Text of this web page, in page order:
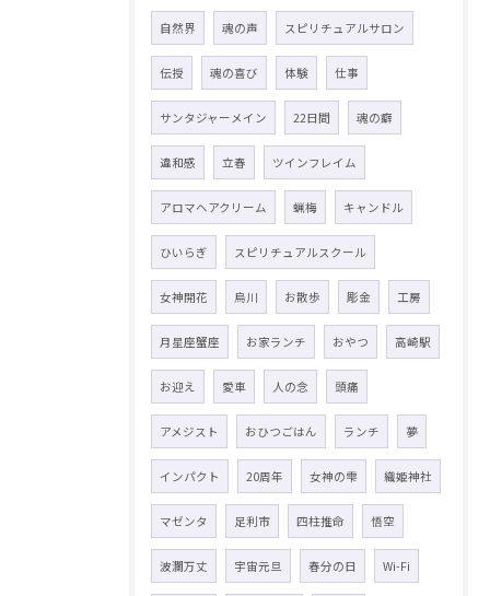
自然界 魂の声 スピリチュアルサロン
伝授 魂の喜び 体験 仕事
サンタジャーメイン 22日間 魂の癖
違和感 立春 ツインフレイム
アロマヘアクリーム 蝋梅 キャンドル
ひいらぎ スピリチュアルスクール
女神開花 烏川 お散歩 彫金 工房
月星座蟹座 お家ランチ おやつ 高崎駅
お迎え 愛車 人の念 頭痛
アメジスト おひつごはん ランチ 夢
インパクト 20周年 女神の雫 織姫神社
マゼンタ 足利市 四柱推命 悟空
波瀾万丈 宇宙元旦 春分の日 Wi-Fi